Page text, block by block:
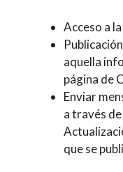
Acceso a
aquella
página de
Enviar
a través de
que se